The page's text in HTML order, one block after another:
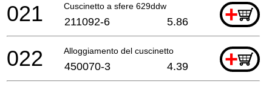
Cuscinetto a sfere 629ddw +
021 211092-6 5.86
Alloggiamento del cuscinetto +
022 450070-3 4.39